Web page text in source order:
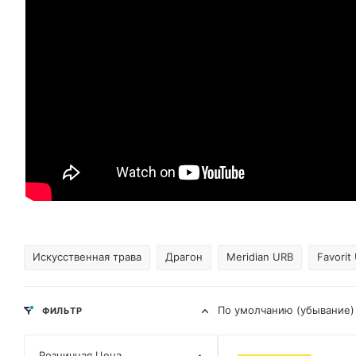
Искусственная трава Драгон Meridian URB Favorit
По умолчанию (убывание)
ФИЛЬТР